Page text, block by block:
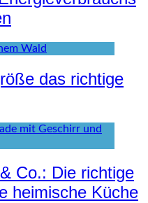
das richtige
Co.: Die richtige
heimische Küche